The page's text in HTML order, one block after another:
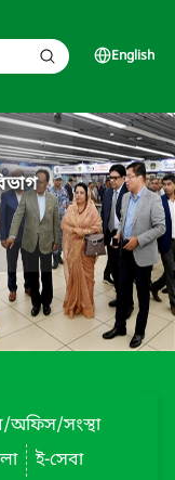
English
অফিস/সংস্থা
ই-সেবা